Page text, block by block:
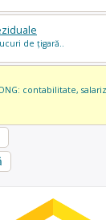
de țigară..
contabilitate,